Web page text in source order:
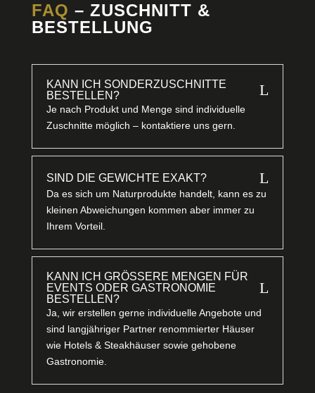
FAQ – ZUSCHNITT &
BESTELLUNG
KANN ICH SONDERZUSCHNITTE
BESTELLEN?
L
Je nach Produkt und Menge sind individuelle
Zuschnitte möglich – kontaktiere uns gern.
SIND DIE GEWICHTE EXAKT? L
Da es sich um Naturprodukte handelt, kann es zu
kleinen Abweichungen kommen aber immer zu
Ihrem Vorteil.
KANN ICH GRÖSSERE MENGEN FÜR E
VENTS ODER GASTRONOMIE B
ESTELLEN?
L
Ja, wir erstellen gerne individuelle Angebote und
sind langjähriger Partner renommierter Häuser
wie Hotels & Steakhäuser sowie gehobene
Gastronomie.